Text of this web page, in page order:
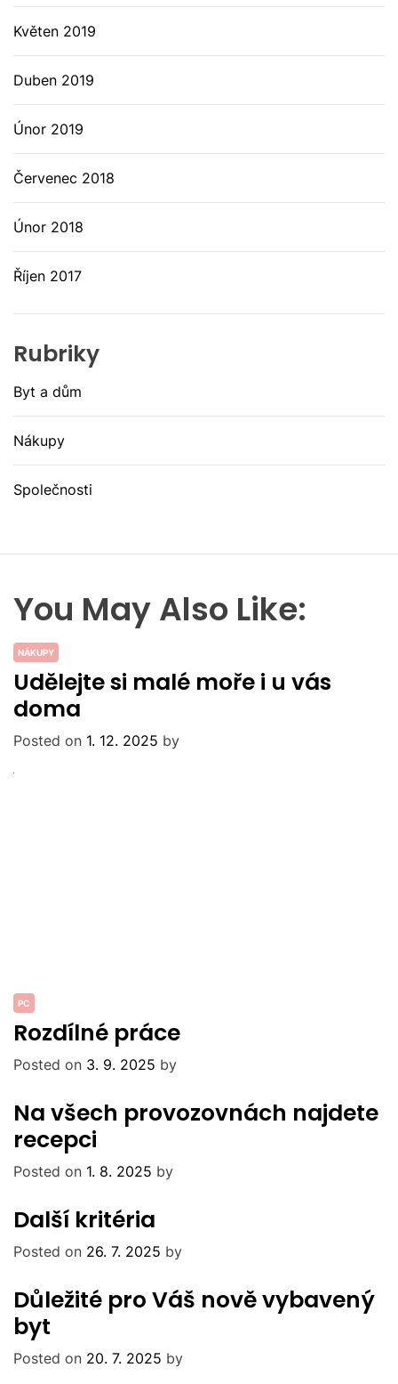
Květen 2019
Duben 2019
Únor 2019
Červenec 2018
Únor 2018
Říjen 2017
Rubriky
Byt a dům
Nákupy
Společnosti
You May Also Like:
NÁKUPY
Udělejte si malé moře i u vás
doma
Posted on 1. 12. 2025 by
PC
Rozdílné práce
Posted on 3. 9. 2025 by
Na všech provozovnách najdete
recepci
Posted on 1. 8. 2025 by
Další kritéria
Posted on 26. 7. 2025 by
Důležité pro Váš nově vybavený
byt
Posted on 20. 7. 2025 by